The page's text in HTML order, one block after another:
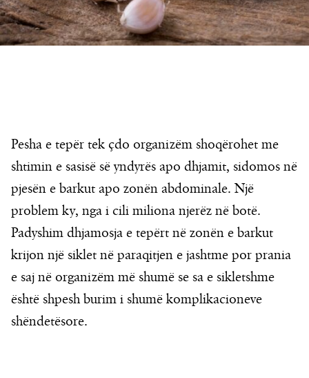
Pesha e tepër tek çdo organizëm shoqërohet me
shtimin e sasisë së yndyrës apo dhjamit, sidomos në
pjesën e barkut apo zonën abdominale. Një
problem ky, nga i cili miliona njerëz në botë.
Padyshim dhjamosja e tepërt në zonën e barkut
krijon një siklet në paraqitjen e jashtme por prania
e saj në organizëm më shumë se sa e sikletshme
është shpesh burim i shumë komplikacioneve
shëndetësore.